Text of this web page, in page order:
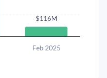
$116M
Feb 2025